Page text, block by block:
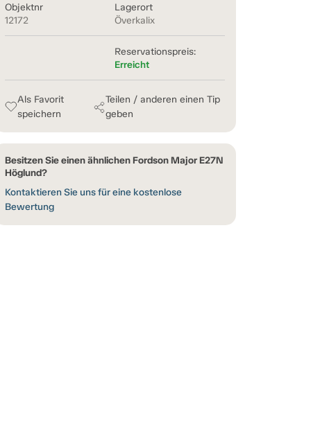
Objektnr
12172
Lagerort
Överkalix
Reservationspreis:
Erreicht
Als Favorit
speichern
Teilen / anderen einen Tip
geben
Besitzen Sie einen ähnlichen Fordson Major E27N
Höglund?
Kontaktieren Sie uns für eine kostenlose
Bewertung